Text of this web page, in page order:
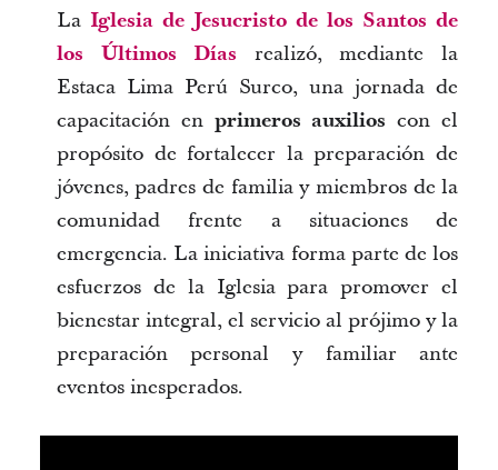
La Iglesia de Jesucristo de los Santos de
los Últimos Días realizó, mediante la
Estaca Lima Perú Surco, una jornada de
capacitación en primeros auxilios con el
propósito de fortalecer la preparación de
jóvenes, padres de familia y miembros de la
comunidad frente a situaciones de
emergencia. La iniciativa forma parte de los
esfuerzos de la Iglesia para promover el
bienestar integral, el servicio al prójimo y la
preparación personal y familiar ante
eventos inesperados.